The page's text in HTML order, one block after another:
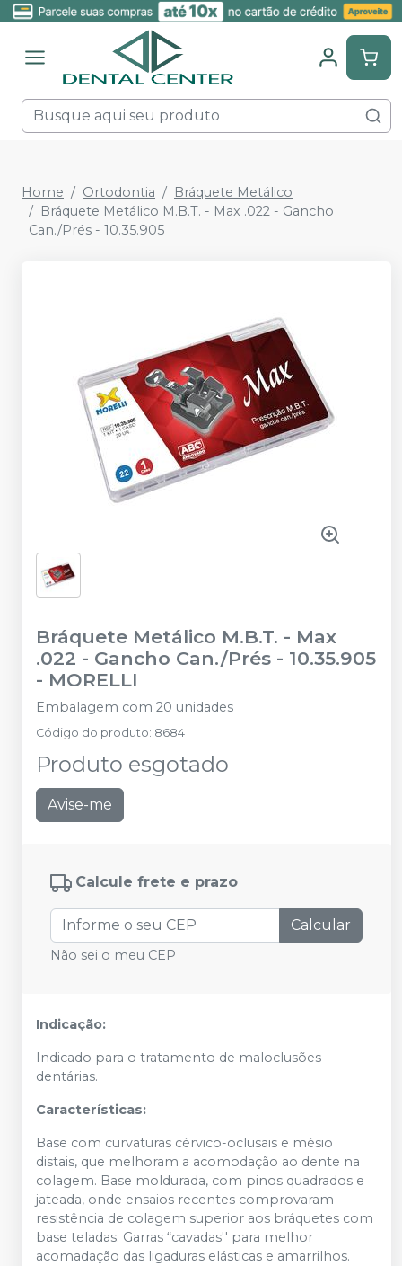
Home Ortodontia
Bráquete Metálico
Bráquete Metálico M.B.T. - Max .022 - Gancho
Can./Prés - 10.35.905
Bráquete Metálico M.B.T. - Max
.022 - Gancho Can./Prés - 10.35.905
- MORELLI
Embalagem com 20 unidades
Código do produto: 8684
Produto esgotado
Avise-me
Calcule frete e prazo
Calcular
Não sei o meu CEP
Indicação:
Indicado para o tratamento de maloclusões
dentárias.
Características:
Base com curvaturas cérvico-oclusais e mésio
distais, que melhoram a acomodação ao dente na
colagem. Base moldurada, com pinos quadrados e
jateada, onde ensaios recentes comprovaram
resistência de colagem superior aos bráquetes com
base teladas. Garras “cavadas'' para melhor
acomadação das ligaduras elásticas e amarrilhos.